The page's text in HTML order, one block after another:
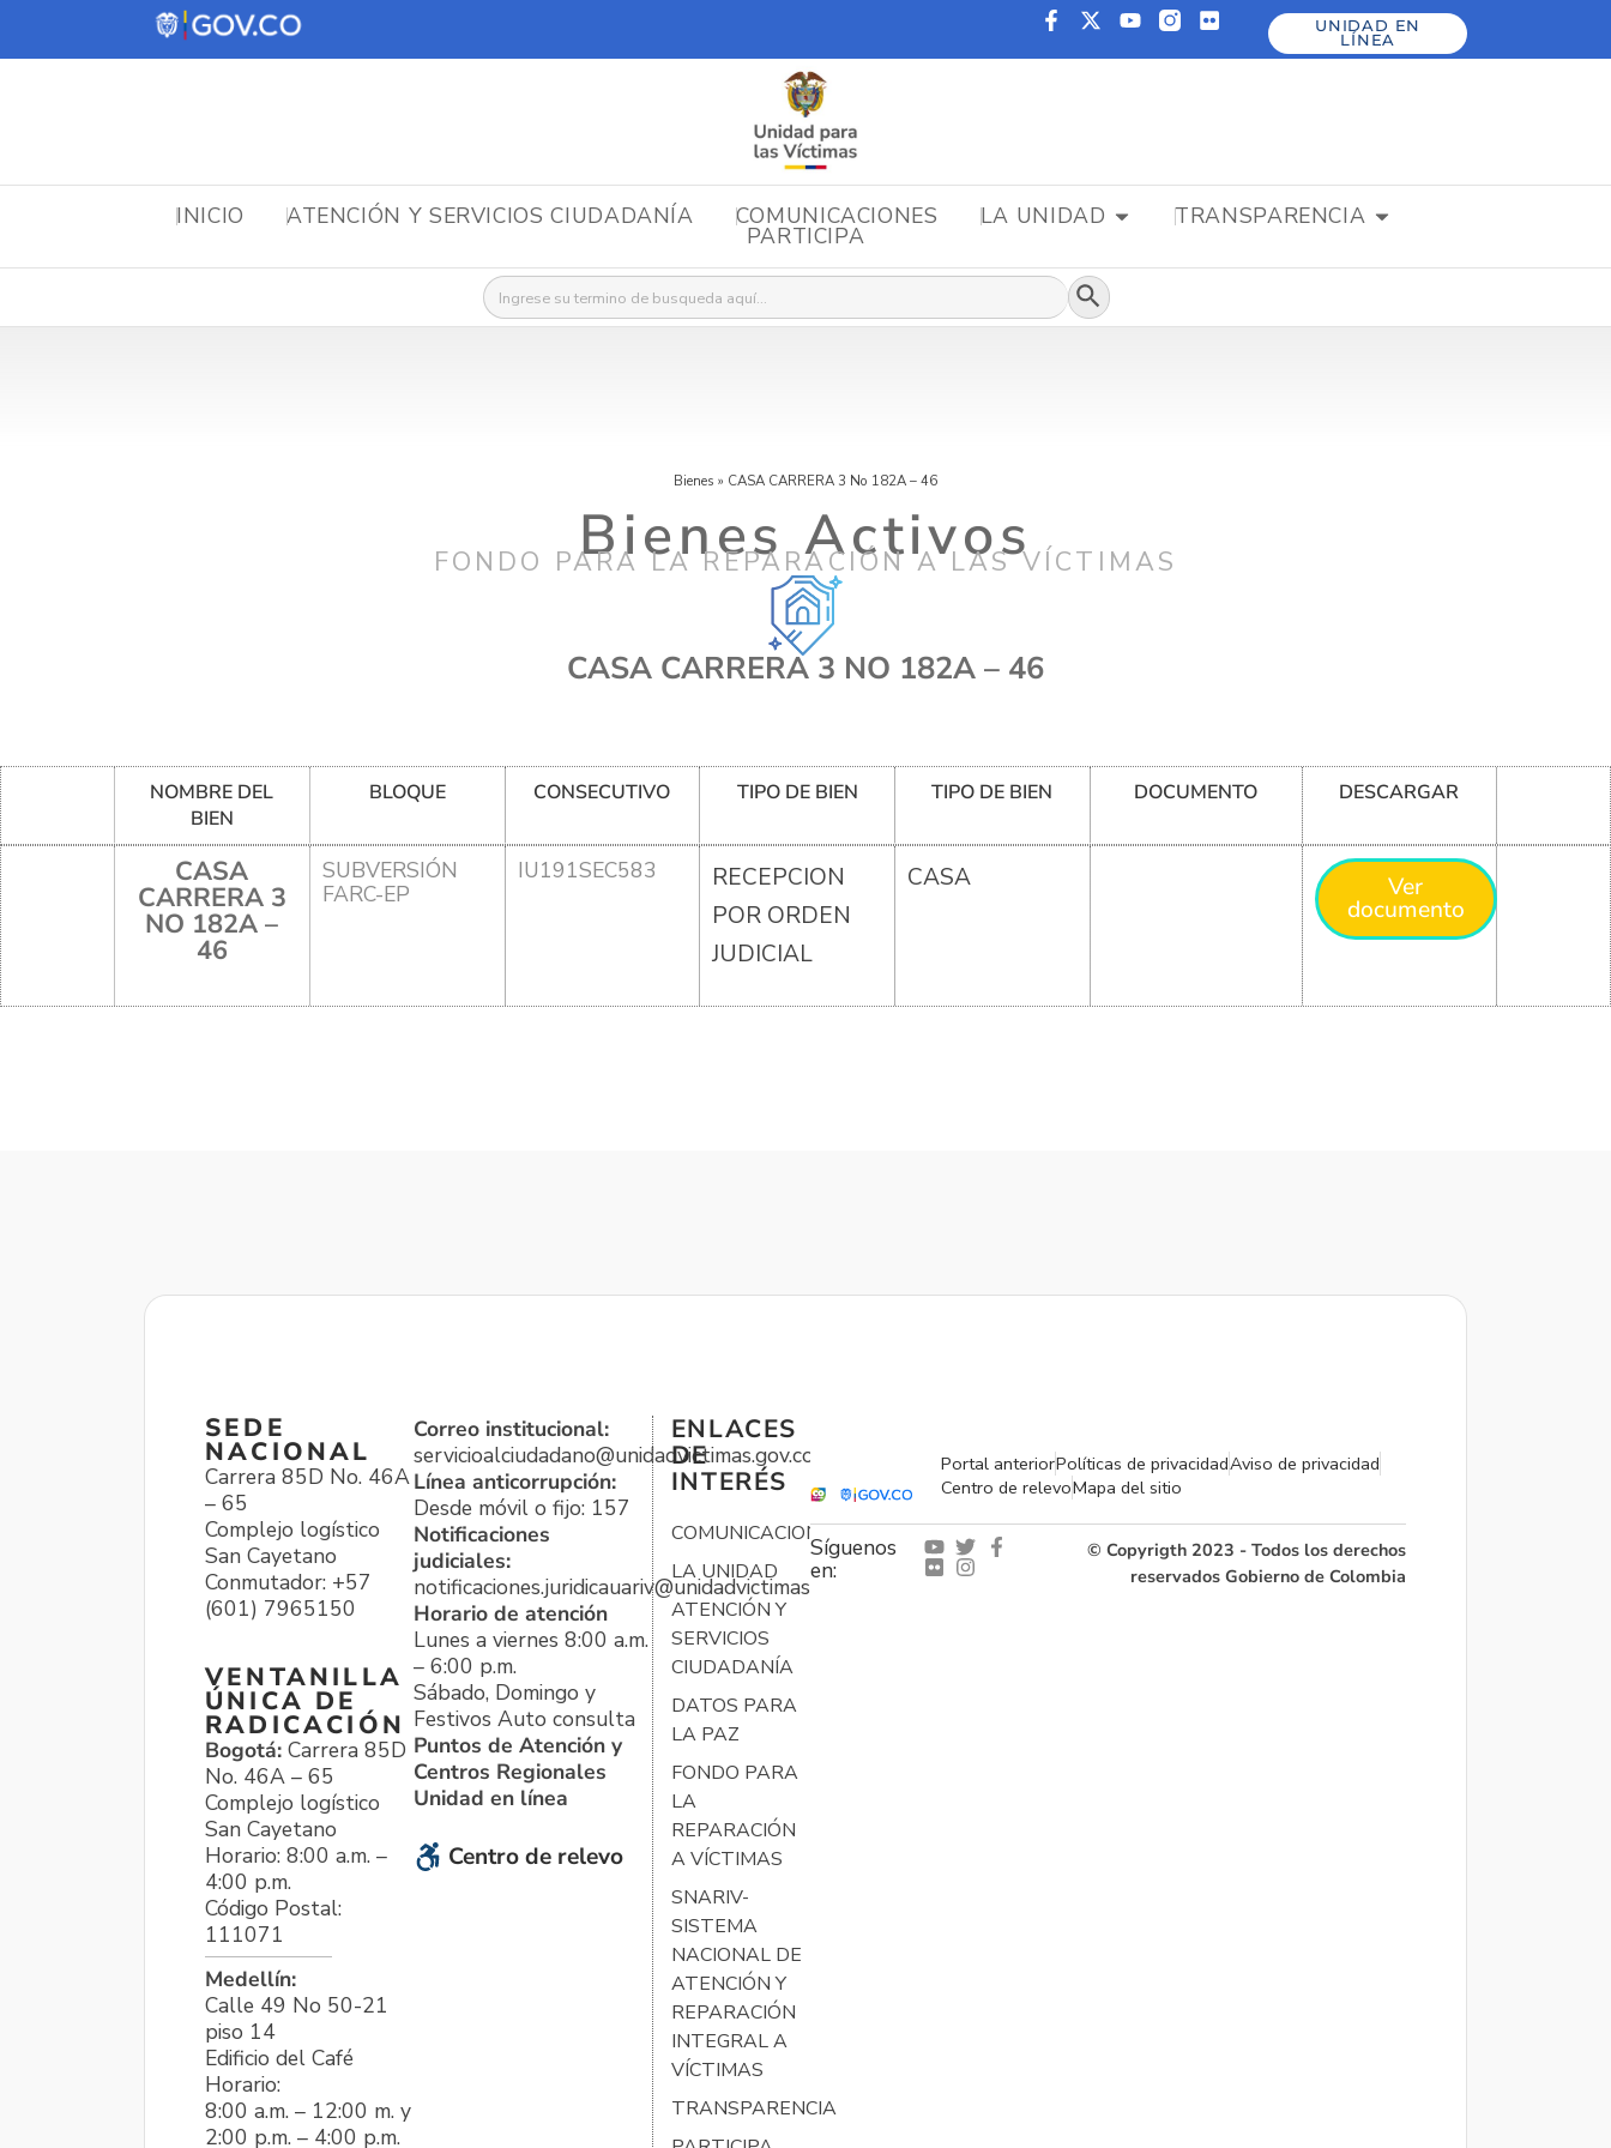
UNIDAD EN
LÍNEA
INICIO ATENCIÓN Y SERVICIOS CIUDADANÍA COMUNICACIONES LA UNIDAD TRANSPARENCIA
PARTICIPA
Buscar: Botón de búsqueda
Bienes » CASA CARRERA 3 No 182A – 46
Bienes Activos
FONDO PARA LA REPARACIÓN A LAS VÍCTIMAS
CASA CARRERA 3 NO 182A – 46
NOMBRE DEL
BIEN
BLOQUE CONSECUTIVO TIPO DE BIEN TIPO DE BIEN DOCUMENTO DESCARGAR
CASA
CARRERA 3
NO 182A –
46
SUBVERSIÓN
FARC-EP
IU191SEC583
RECEPCION
POR ORDEN
JUDICIAL
CASA Ver
documento
SEDE
NACIONAL
Carrera 85D No. 46A
– 65
Complejo logístico
San Cayetano
Conmutador: +57
(601) 7965150
VENTANILLA
ÚNICA DE
RADICACIÓN
Bogotá: Carrera 85D
No. 46A – 65
Complejo logístico
San Cayetano
Horario: 8:00 a.m. –
4:00 p.m.
Código Postal:
111071
Medellín:
Calle 49 No 50-21
piso 14
Edificio del Café
Horario:
8:00 a.m. – 12:00 m. y
2:00 p.m. – 4:00 p.m.
Correo institucional:
servicioalciudadano@unidadvictimas.gov.co
Línea anticorrupción:
Desde móvil o fijo: 157
Notificaciones
judiciales:
notificaciones.juridicauariv@unidadvictimas.gov.co
Horario de atención
Lunes a viernes 8:00 a.m.
– 6:00 p.m.
Sábado, Domingo y
Festivos Auto consulta
Puntos de Atención y
Centros Regionales
Unidad en línea
Centro de relevo
ENLACES
DE
INTERÉS
COMUNICACIONES
LA UNIDAD
ATENCIÓN Y
SERVICIOS
CIUDADANÍA
DATOS PARA
LA PAZ
FONDO PARA
LA
REPARACIÓN
A VÍCTIMAS
SNARIV-
SISTEMA
NACIONAL DE
ATENCIÓN Y
REPARACIÓN
INTEGRAL A
VÍCTIMAS
TRANSPARENCIA
Portal anteriorPolíticas de privacidadAviso de privacidad
Centro de relevoMapa del sitio
Síguenos
en:
© Copyrigth 2023 - Todos los derechos
reservados Gobierno de Colombia